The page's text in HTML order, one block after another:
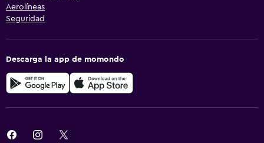
Aerolíneas
Seguridad
Descarga la app de momondo